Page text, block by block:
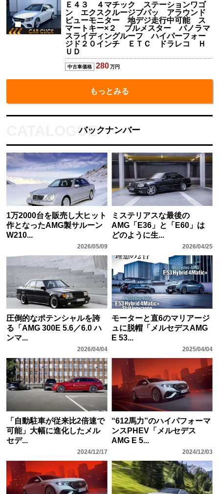
Ｅ４３ ４マチック ステーションワゴ
ン エクスクルージブパッ アラウンド
ビューモニター 地デジ走行中可能 ス
マートキー×２ ブルメスター パノラマ
スライディングルーフ ハイパーフォー
ジド２０インチ ＥＴＣ ドラレコ Ｈ
ＵＤ
中古車価格 280万円
もっとみる
バックナンバー
1万2000台を販売し大ヒット
作となったAMG製サルーン
W210...
2026/05/09
ミステリアスな最後の
AMG「E36」と「E60」は
どのように生...
2026/04/25
圧倒的なポテンシャルを誇
る「AMG 300E 5.6／6.0 ハ
ンマ...
2026/04/04
モーターと直6のマリアージ
ュに脱帽「メルセデスAMG
E 53...
2025/04/04
「自動駐車が従来比2倍速で
可能」大幅に進化したメル
セデ...
2024/12/17
“612馬力”のハイパフォーマ
ンスPHEV「メルセデス
AMG E 5...
2024/12/03